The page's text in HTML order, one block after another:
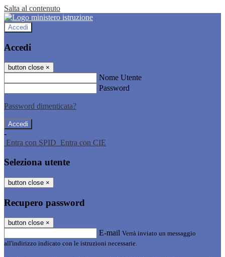
Salta al contenuto
Accedi
Accedi
button close ×
Nome Utente
Password
Password dimenticata?
-
Entra con SPID Entra con CIE
Seleziona utente
button close ×
Recupero password
button close ×
E-mail Verrà inviato un messaggio
all'indirizzo indicato con le istruzioni necessarie.